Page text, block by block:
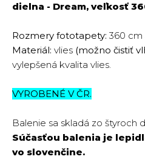
dielna - Dream, veľkosť
Rozmery fototapety: 360 cm
Materiál: vlies (možno čistiť
vylepšená kvalita vlies.
VYROBENÉ V ČR.
Balenie sa skladá zo štyroch
Súčasťou balenia je
vo slovenčine.